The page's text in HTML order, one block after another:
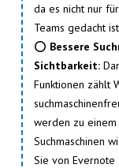
da es nicht nur
Teams gedacht
⭕ Bessere
Sichtbarkeit:
Funktionen zählt
werden zu
Suchmaschinen
Sie von Evernote